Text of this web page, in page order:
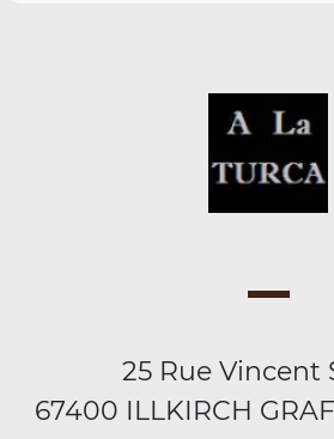
25 Rue Vincent
67400 ILLKIRCH